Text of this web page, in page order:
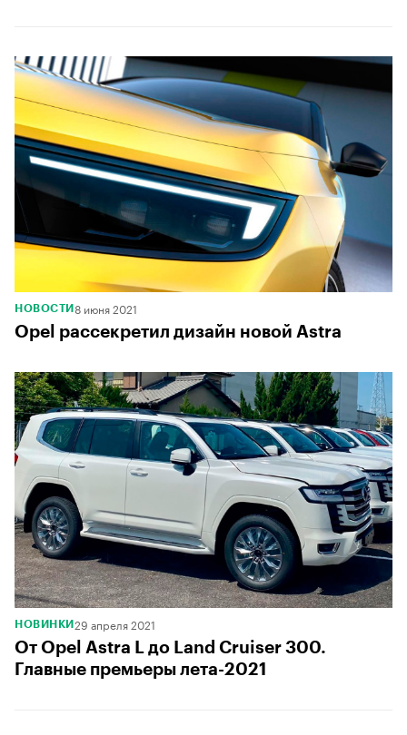
НОВОСТИ 8 июня 2021
Opel рассекретил дизайн новой Astra
НОВИНКИ 29 апреля 2021
От Opel Astra L до Land Cruiser 300.
Главные премьеры лета-2021